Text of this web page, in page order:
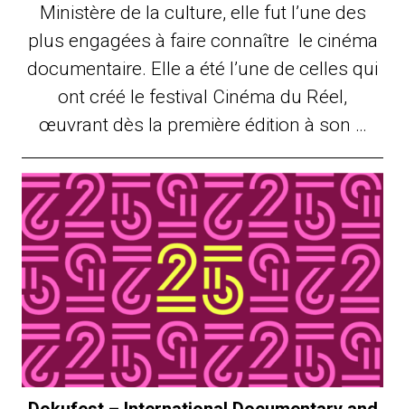
Ministère de la culture, elle fut l’une des
plus engagées à faire connaître le cinéma
documentaire. Elle a été l’une de celles qui
ont créé le festival Cinéma du Réel,
œuvrant dès la première édition à son …